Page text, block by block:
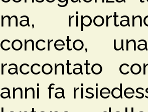
ma,
concreto,
raccontato
anni fa